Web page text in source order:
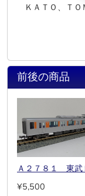
ＫＡＴＯ、Ｔ
前後の商品
Ａ２７８１ 東
¥5,500